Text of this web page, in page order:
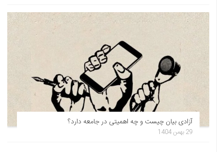
آزادی بیان چیست و چه اهمیتی در جامعه دارد؟
29 بهمن 1404